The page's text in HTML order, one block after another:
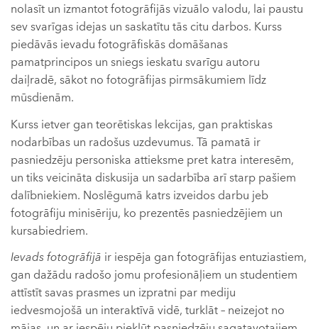
nolasīt un izmantot fotogrāfijās vizuālo valodu, lai paustu
sev svarīgas idejas un saskatītu tās citu darbos. Kurss
piedāvās ievadu fotogrāfiskās domāšanas
pamatprincipos un sniegs ieskatu svarīgu autoru
daiļradē, sākot no fotogrāfijas pirmsākumiem līdz
mūsdienām.
Kurss ietver gan teorētiskas lekcijas, gan praktiskas
nodarbības un radošus uzdevumus. Tā pamatā ir
pasniedzēju personiska attieksme pret katra interesēm,
un tiks veicināta diskusija un sadarbība arī starp pašiem
dalībniekiem. Noslēgumā katrs izveidos darbu jeb
fotogrāfiju minisēriju, ko prezentēs pasniedzējiem un
kursabiedriem.
Ievads fotogrāfijā ir iespēja gan fotogrāfijas entuziastiem,
gan dažādu radošo jomu profesionāļiem un studentiem
attīstīt savas prasmes un izpratni par mediju
iedvesmojošā un interaktīvā vidē, turklāt – neizejot no